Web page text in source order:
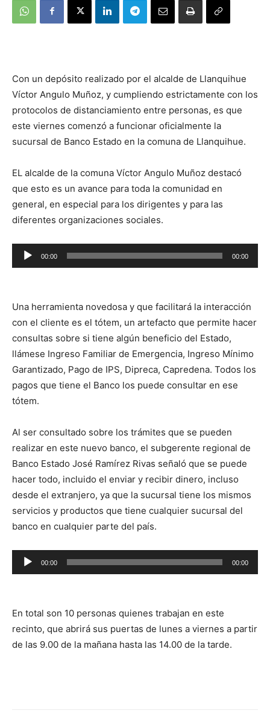
Con un depósito realizado por el alcalde de Llanquihue
Víctor Angulo Muñoz, y cumpliendo estrictamente con los
protocolos de distanciamiento entre personas, es que
este viernes comenzó a funcionar oficialmente la
sucursal de Banco Estado en la comuna de Llanquihue.
EL alcalde de la comuna Víctor Angulo Muñoz destacó
que esto es un avance para toda la comunidad en
general, en especial para los dirigentes y para las
diferentes organizaciones sociales.
Reproductor
de
00:00 00:00
Una herramienta novedosa y que facilitará la interacción
con el cliente es el tótem, un artefacto que permite hacer
consultas sobre si tiene algún beneficio del Estado,
llámese Ingreso Familiar de Emergencia, Ingreso Mínimo
Garantizado, Pago de IPS, Dipreca, Capredena. Todos los
pagos que tiene el Banco los puede consultar en ese
tótem.
Al ser consultado sobre los trámites que se pueden
realizar en este nuevo banco, el subgerente regional de
Banco Estado José Ramírez Rivas señaló que se puede
hacer todo, incluido el enviar y recibir dinero, incluso
desde el extranjero, ya que la sucursal tiene los mismos
servicios y productos que tiene cualquier sucursal del
banco en cualquier parte del país.
Reproductor
de
00:00 00:00
En total son 10 personas quienes trabajan en este
recinto, que abrirá sus puertas de lunes a viernes a partir
de las 9.00 de la mañana hasta las 14.00 de la tarde.